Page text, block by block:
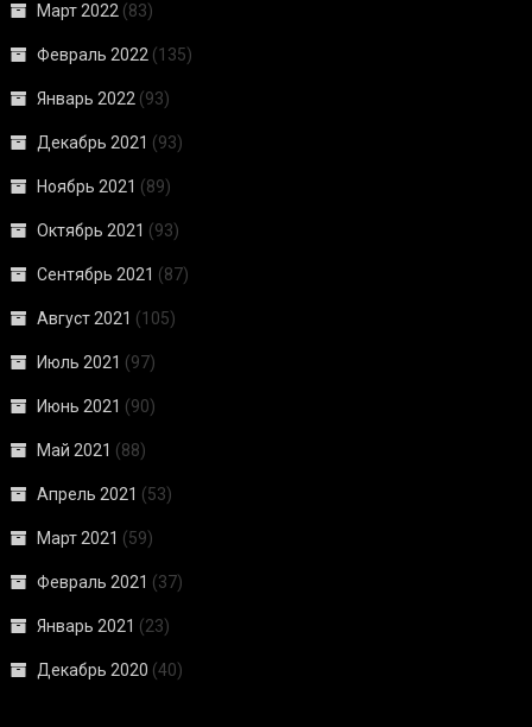
Март 2022 (83)
Февраль 2022 (135)
Январь 2022 (93)
Декабрь 2021 (93)
Ноябрь 2021 (89)
Октябрь 2021 (93)
Сентябрь 2021 (87)
Август 2021 (105)
Июль 2021 (97)
Июнь 2021 (90)
Май 2021 (88)
Апрель 2021 (53)
Март 2021 (59)
Февраль 2021 (37)
Январь 2021 (23)
Декабрь 2020 (40)